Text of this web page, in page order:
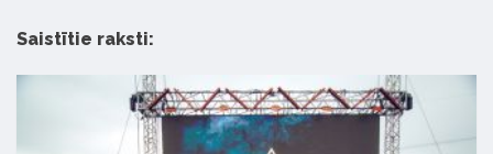
Saistītie raksti: